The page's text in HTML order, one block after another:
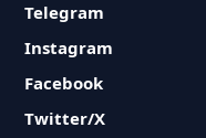
Telegram
Instagram
Facebook
Twitter/X